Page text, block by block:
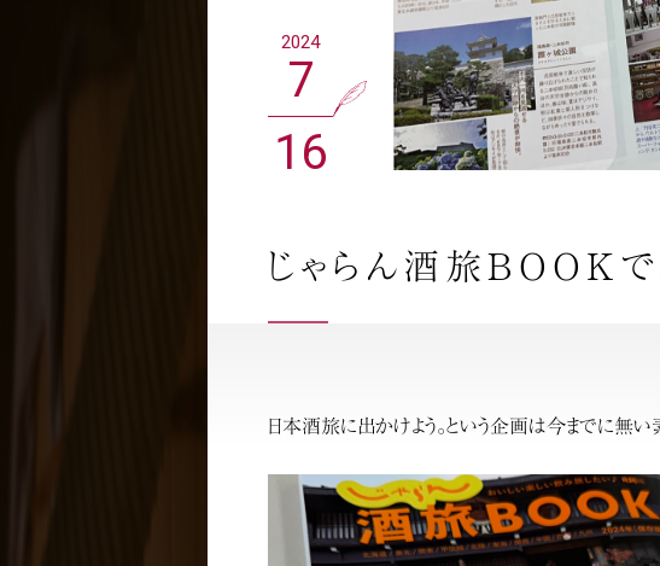
2024
7
16
じゃらん酒旅BOOKで
日本酒旅に出かけよう。という企画は今までに無い